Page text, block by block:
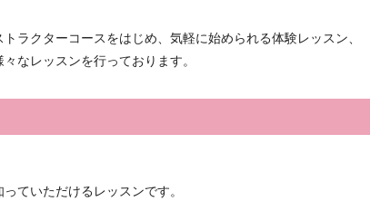
ラクターコースをはじめ、気軽に始められる体験レッスン、
なレッスンを行っております。
ていただけるレッスンです。